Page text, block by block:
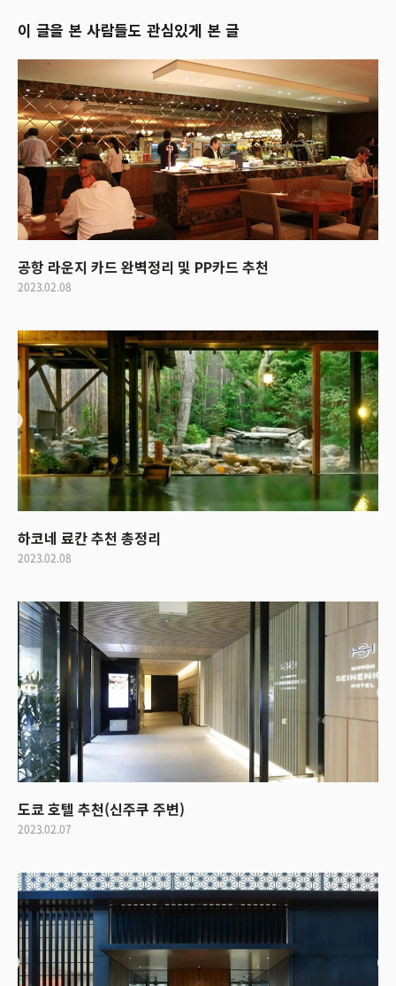
이 글을 본 사람들도 관심있게 본 글
공항 라운지 카드 완벽정리 및 PP카드 추천
2023.02.08
하코네 료칸 추천 총정리
2023.02.08
도쿄 호텔 추천(신주쿠 주변)
2023.02.07